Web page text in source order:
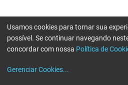
Usamos cookies para tornar sua
possível. Se continuar navegando
concordar com nossa Política de
Gerenciar Cookies...
Erro ao enviar informações, por